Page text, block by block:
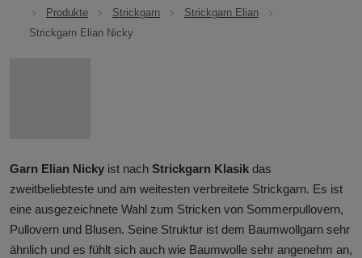
Produkte Strickgarn
Strickgarn Elian
Strickgarn Elian Nicky
Garn Elian Nicky ist nach Strickgarn Klasik das
zweitbeliebteste und am weitesten verbreitete Strickgarn. Es ist
eine ausgezeichnete Wahl zum Stricken von Sommerpullovern,
Pullovern und Blusen. Seine Struktur ist dem Baumwollgarn sehr
ähnlich und es fühlt sich auch wie Baumwolle sehr angenehm an,